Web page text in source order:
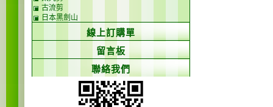
古流剪
日本黑劍山
線上訂購單
留言板
聯絡我們